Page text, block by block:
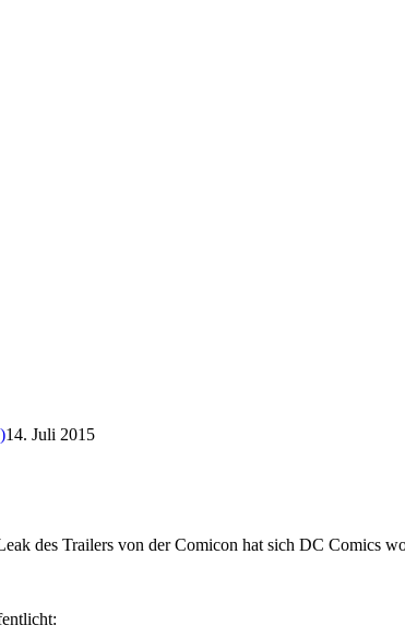
14. Juli 2015
des Trailers von der Comicon hat sich DC Comics